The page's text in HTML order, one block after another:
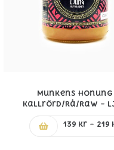
Munkens Honung
Kallrörd/Rå/Raw –
139 kr – 219